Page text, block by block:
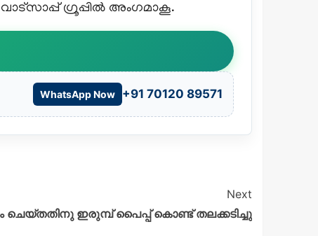
ഗ്രൂപ്പിൽ അംഗമാകൂ.
WhatsApp Now +91 70120 89571
Next
ചെയ്തതിനു ഇരുമ്പ് പൈപ്പ് കൊണ്ട് തലക്കടിച്ചു